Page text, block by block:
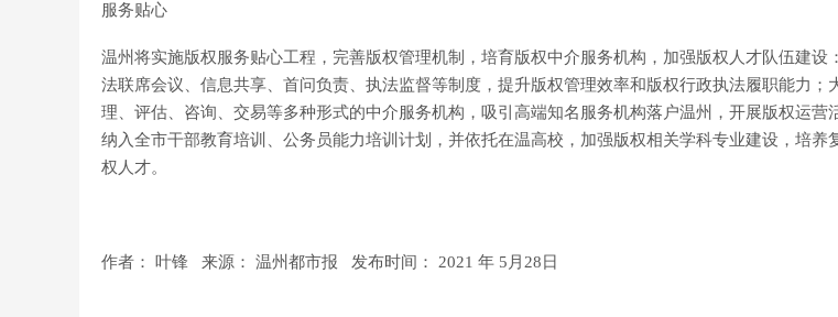
服务贴心
温州将实施版权服务贴心工程，完善版权管理机制，培育版权中介服务机构，加强版权人才队伍建设
法联席会议、信息共享、首问负责、执法监督等制度，提升版权管理效率和版权行政执法履职能力；
理、评估、咨询、交易等多种形式的中介服务机构，吸引高端知名服务机构落户温州，开展版权运营
纳入全市干部教育培训、公务员能力培训计划，并依托在温高校，加强版权相关学科专业建设，培养
权人才。
作者： 叶锋 来源： 温州都市报 发布时间： 2021 年 5月28日